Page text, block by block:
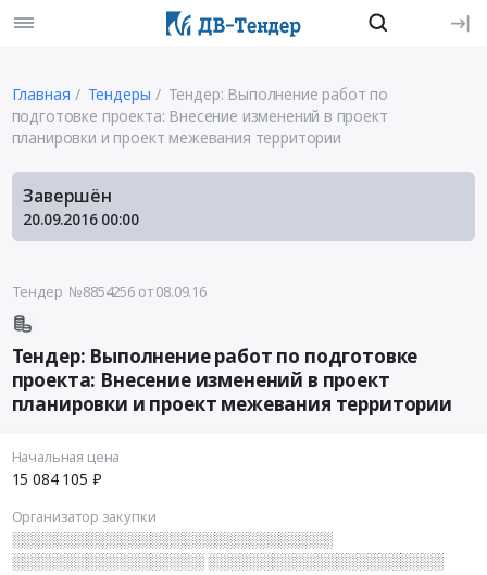
Главная Тендеры
Тендер: Выполнение работ по
подготовке проекта: Внесение изменений в проект
планировки и проект межевания территории
Завершён
20.09.2016 00:00
Тендер №8854256от 08.09.16
Тендер: Выполнение работ по подготовке
проекта: Внесение изменений в проект
планировки и проект межевания территории
Начальная цена
15 084 105 ₽
Организатор закупки
░░░░░░░░░░░░░░░░░░░░░░░░░░░░░░
░░░░░░░░░░░░░░░░░░ ░░░░░░░░░░░░░░░░░░░░░░